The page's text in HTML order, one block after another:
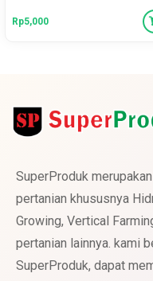
Rp5,000
SuperProduk
pertanian khususnya
Growing, Vertical
pertanian lainnya. kami
SuperProduk, dapat